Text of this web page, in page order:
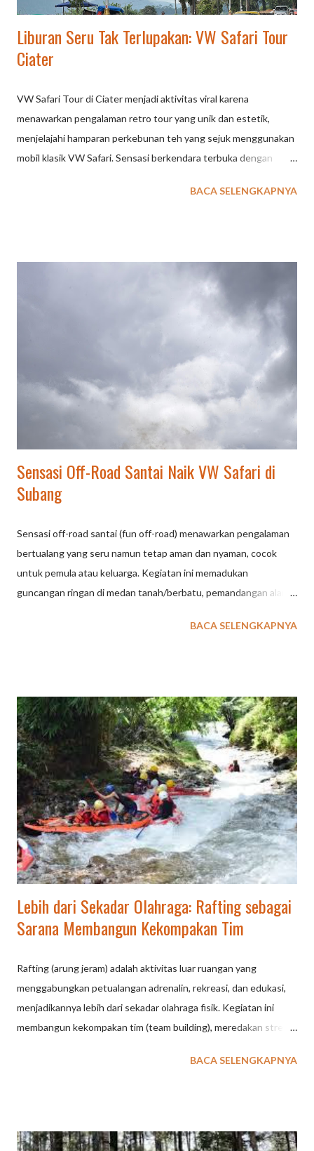
Liburan Seru Tak Terlupakan: VW Safari Tour
Ciater
VW Safari Tour di Ciater menjadi aktivitas viral karena
menawarkan pengalaman retro tour yang unik dan estetik,
menjelajahi hamparan perkebunan teh yang sejuk menggunakan
mobil klasik VW Safari. Sensasi berkendara terbuka dengan
berkumpul atau liburan anti-mainstream yang sangat
sangat menarik untuk media sosial. Keindahan Alam Ciater: Rute
menelusuri kebun teh memberikan udara segar dan
pemandangan pegunungan yang menyegarkan mata. Aktivitas
Anti-Mainstream: Alternatif kegiatan wisata selain berendam air
panas, cocok untuk outbound, company outing, atau liburan
keluarga. Suasana Seru & Santai: Kombinasi petualangan santai
di alam terbuka yang menjamin kepuasan dan kesan mendalam.
Liburan Seru Tak Terlupakan: VW Safari Tour Ciater VW Safari
BACA SELENGKAPNYA
Sensasi Off-Road Santai Naik VW Safari di
Subang
Sensasi off-road santai (fun off-road) menawarkan pengalaman
bertualang yang seru namun tetap aman dan nyaman, cocok
untuk pemula atau keluarga. Kegiatan ini memadukan
guncangan ringan di medan tanah/berbatu, pemandangan alam
dengan kendaraan jip atau ATV tanpa adrenalin yang terpacu
untuk membuat jantung berdebar namun tetap santai.
Pemandangan Alam: Sepanjang jalur hutan pinus, perkebunan,
atau sungai, yang menawarkan pemandangan indah dan udara
segar. Seru dan Kotor: Pengalaman bermain lumpur atau
menyelami udara, seringkali menggunakan Jeep atap terbuka,
yang memberikan kesan "makin kotor makin seru". Aman dan
Santai: Kecepatan berkendara cenderung lambat, lebih banyak
tekanan pada menikmati perjalanan dan foto-foto, bukan
kecepata...
BACA SELENGKAPNYA
Lebih dari Sekadar Olahraga: Rafting sebagai
Sarana Membangun Kekompakan Tim
Rafting (arung jeram) adalah aktivitas luar ruangan yang
menggabungkan petualangan adrenalin, rekreasi, dan edukasi,
menjadikannya lebih dari sekadar olahraga fisik. Kegiatan ini
membangun kekompakan tim (team building), meredakan stres,
menyuguhkan koneksi langsung dengan alam yang
membangun kekompakan tim (team building) melalui kolaborasi
BACA SELENGKAPNYA